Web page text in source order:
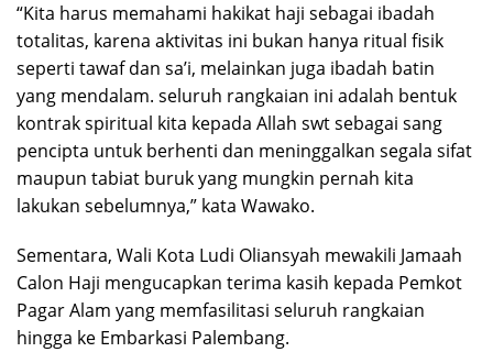
“Kita harus memahami hakikat haji sebagai ibadah
totalitas, karena aktivitas ini bukan hanya ritual fisik
seperti tawaf dan sa’i, melainkan juga ibadah batin
yang mendalam. seluruh rangkaian ini adalah bentuk
kontrak spiritual kita kepada Allah swt sebagai sang
pencipta untuk berhenti dan meninggalkan segala sifat
maupun tabiat buruk yang mungkin pernah kita
lakukan sebelumnya,” kata Wawako.
Sementara, Wali Kota Ludi Oliansyah mewakili Jamaah
Calon Haji mengucapkan terima kasih kepada Pemkot
Pagar Alam yang memfasilitasi seluruh rangkaian
hingga ke Embarkasi Palembang.